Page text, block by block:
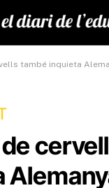
també inquieta